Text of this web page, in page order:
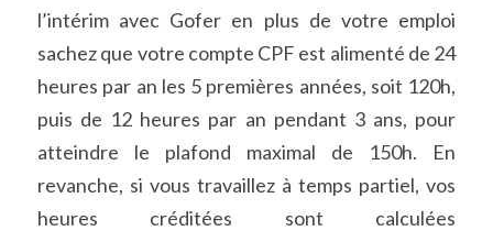
l’intérim avec Gofer en plus de votre emploi
sachez que votre compte CPF est alimenté de 24
heures par an les 5 premières années, soit 120h,
puis de 12 heures par an pendant 3 ans, pour
atteindre le plafond maximal de 150h. En
revanche, si vous travaillez à temps partiel, vos
heures créditées sont calculées